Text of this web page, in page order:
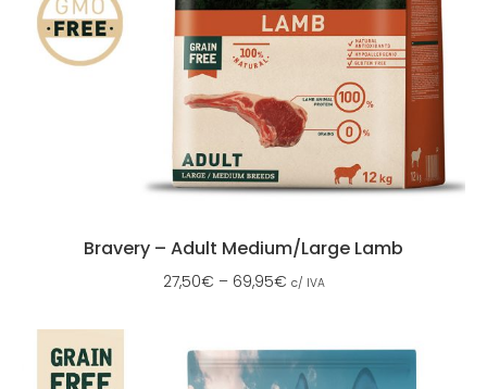
Bravery – Adult Medium/Large Lamb
27,50€ – 69,95€ c/ IVA